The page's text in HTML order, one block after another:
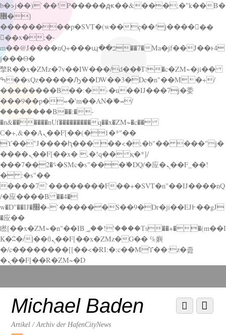
b�>j��)΄��!P�����ԫ��&���;�"k��B�
޶�}
��������p�SVT�(w��ę��!j������
��x�;�-
m��@J����nQ+���պ��כ��7�Ma�jf��J��ͱ4
j���Ѳ�
撆R��x�ZMz�7v��IW���/d��ٞ�Тז�c�ZM~�ji��
ߒ��sQz�����Ԡ��DW��3�De�n"��M�+/
��������B��:�-�u��IJ���7j�委
���9��p�=�'m��AN�ޭ�=/
��������B��:�-
�n&������nUf���������q��x�ZM~�c��
Ϲ�+,&��Ὰܢ��F[��(�1�*"��
ϒ��"J����ԧ�����<�;�b"�� ���"j�
����ܢ��F[��x� ,�!q�� қ�*]/
���؝�2��7�SMc�s"���ޭ�DQ/�应�ܢ��F_��!
� :�s"��
����7`��������F��+�SVT�n"��IJ����nQ
/�应����B ��4�
w�D"��IJ�׭�-`������S��9�Dr�ji��EJ߅��gJ
�应��
矁[��x�ZM~�n"��IB؃��!'����Тѕ��+��(m��I
K�ʭ�/|��ϐܢ��F[��x�ZMz�G�� %嬩
�/c��������[[��<�RI:�:c��MΎ��:z�졾
�ܢ��F[��R�ZM~�D
down
contentMichael Baden
Artikel / Archiv der HafenCityNews
Menu
Scroll
down